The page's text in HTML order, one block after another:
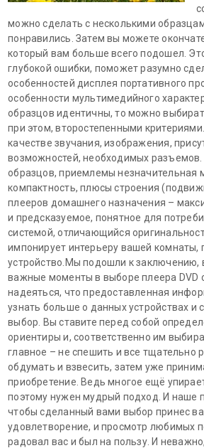
можно сделать с несколькими
понравились. Затем вы можете
который вам больше всего подошел.
глубокой ошибки, поможет разумно
особенностей дисплея портативного
особенности мультимедийного
образцов идентичны, то можно
при этом, второстепенными
качестве звучания, изображения,
возможностей, необходимых
образцов, приемлемы незначительная
компактность, плюсы строения
плееров домашнего назначения –
и предсказуемое, понятное для
системой, отличающийся
импонирует интерьеру вашей комнаты,
устройство.Мы подошли к заключению,
важные моменты в выборе плеера DVD
надеяться, что предоставленная
узнать больше о данных устройствах и
выбор. Вы ставите перед собой
ориентиры и, соответственно им
главное – не спешить и все тщательно
обдумать и взвесить, затем уже
приобретение. Ведь многое ещё
поэтому нужен мудрый подход. И наше
чтобы сделанный вами выбор принес
удовлетворение, и просмотр любимых
радовал вас и был на пользу. И